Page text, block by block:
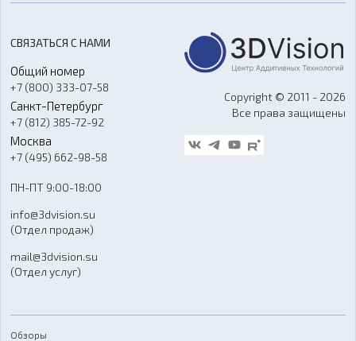
Оборудование и материалы для вакуумного литья
Аксессуары и прочее оборудование
Программное обеспечение
Ремонт и услуги
О компании
Контакты
Гос. закупки
Стать дилером
Блог
FAQ
СВЯЗАТЬСЯ С НАМИ
Общий номер
+7 (800) 333-07-58
Санкт-Петербург
+7 (812) 385-72-92
Москва
+7 (495) 662-98-58
ПН-ПТ 9:00-18:00
info@3dvision.su
(Отдел продаж)
mail@3dvision.su
(Отдел услуг)
Copyright © 2011 - 2026
Все права защищены
Обзоры